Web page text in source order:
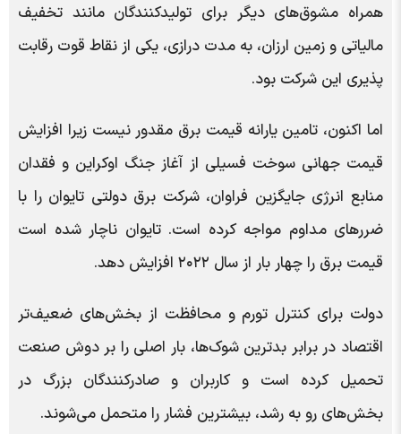
همراه مشوق‌های دیگر برای تولیدکنندگان مانند تخفیف
مالیاتی و زمین ارزان، به مدت درازی، یکی از نقاط قوت رقابت
پذیری این شرکت بود.
اما اکنون، تامین یارانه قیمت برق مقدور نیست زیرا افزایش
قیمت جهانی سوخت فسیلی از آغاز جنگ اوکراین و فقدان
منابع انرژی جایگزین فراوان، شرکت برق دولتی تایوان را با
ضررهای مداوم مواجه کرده است. تایوان ناچار شده است
قیمت برق را چهار بار از سال ۲۰۲۲ افزایش دهد.
دولت برای کنترل تورم و محافظت از بخش‌های ضعیف‌تر
اقتصاد در برابر بدترین شوک‌ها، بار اصلی را بر دوش صنعت
تحمیل کرده است و کاربران و صادرکنندگان بزرگ در
بخش‌های رو به رشد، بیشترین فشار را متحمل می‌شوند.